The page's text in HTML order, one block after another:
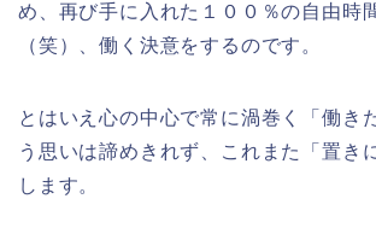
め、再び手に入れた１００％の自由時
（笑）、働く決意をするのです。
とはいえ心の中心で常に渦巻く「働き
う思いは諦めきれず、これまた「置き
します。